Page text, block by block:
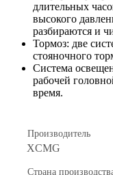
длительных
высокого
разбираются и
Тормоз: две
стояночного
Система
рабочей
время.
Производитель
XCMG
Страна